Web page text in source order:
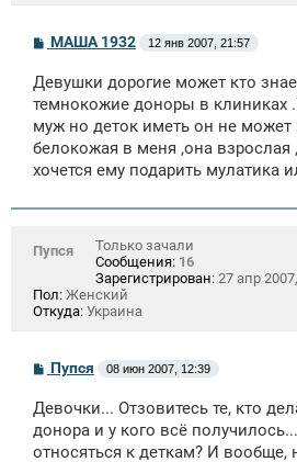
С
о
б
щ
н
и
МАША 1932 12 янв 2007, 21:57
Девушки дорогие может кто
темнокожие доноры в клиниках
муж но деток иметь он не может
белокожая в меня ,она взрослая
хочется ему подарить мулатика
Пупся
Только зачали
Сообщения: 16
Зарегистрирован: 27 апр
Пол: Женский
Откуда: Украина
С
о
б
щ
н
Пупся 08 июн 2007, 12:39
Девочки... Отзовитесь те, кто
донора и у кого всё
относяться к деткам? И вообще,